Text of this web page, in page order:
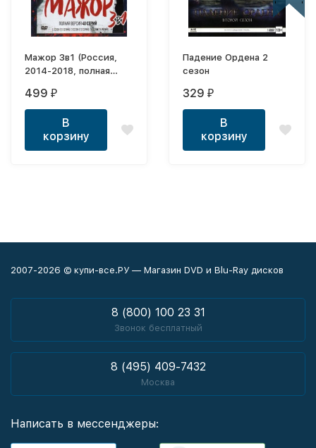
Мажор 3в1 (Россия,
2014-2018, полная
серий)
499 ₽
В
корзину
Падение Ордена 2
сезон
329 ₽
В
корзину
2007-2026 © купи-все.РУ — Магазин DVD и Blu-Ray дисков
8 (800) 100 23 31
Звонок бесплатный
8 (495) 409-7432
Москва
Написать в мессенджеры: